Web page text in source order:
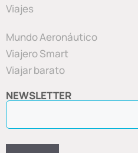
Viajes
Mundo Aeronáutico
Viajero Smart
Viajar barato
NEWSLETTER